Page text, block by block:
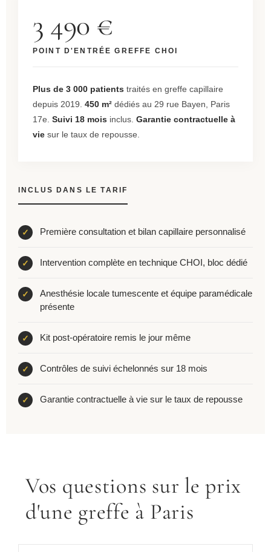
3 490 €
POINT D'ENTRÉE GREFFE CHOI
Plus de 3 000 patients traités en greffe capillaire
depuis 2019. 450 m² dédiés au 29 rue Bayen, Paris
17e. Suivi 18 mois inclus. Garantie contractuelle à
vie sur le taux de repousse.
INCLUS DANS LE TARIF
Première consultation et bilan capillaire personnalisé
Intervention complète en technique CHOI, bloc dédié
Anesthésie locale tumescente et équipe paramédicale
présente
Kit post-opératoire remis le jour même
Contrôles de suivi échelonnés sur 18 mois
Garantie contractuelle à vie sur le taux de repousse
Vos questions sur le prix
d'une greffe à Paris